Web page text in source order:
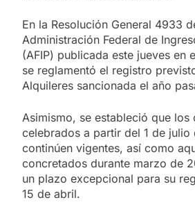
En la Resolución General 4933
Administración Federal de
(AFIP) publicada este jueves en
se reglamentó el registro
Alquileres sancionada el año
Asimismo, se estableció que los
celebrados a partir del 1 de
continúen vigentes, así como
concretados durante marzo de
un plazo excepcional para su
15 de abril.